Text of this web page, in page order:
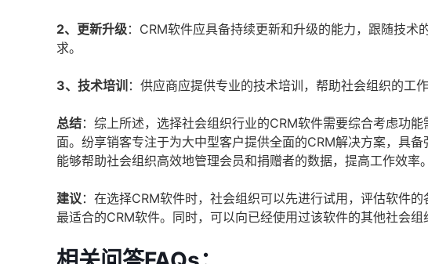
2、更新升级：CRM软件应具备持续更新和升级的能力，跟随技
求。
3、技术培训 ：供应商应提供专业的技术培训，帮助社会组织的工
总结：综上所述，选择社会组织行业的CRM软件需要综合考虑功
面。纷享销客专注于为大中型客户提供全面的CRM解决方案，具
能够帮助社会组织高效地管理会员和捐赠者的数据，提高工作效率
建议：在选择CRM软件时，社会组织可以先进行试用，评估软件
最适合的CRM软件。同时，可以向已经使用过该软件的其他社会